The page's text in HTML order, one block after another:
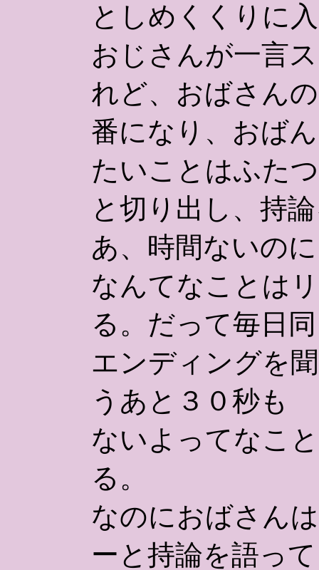
としめくくりに
おじさんが一言
れど、おばさんの
番になり、おば
たいことはふた
と切り出し、持
あ、時間ないの
なんてなことは
る。だって毎日
エンディングを
うあと３０秒も
ないよってなこ
る。
なのにおばさん
ーと持論を語って